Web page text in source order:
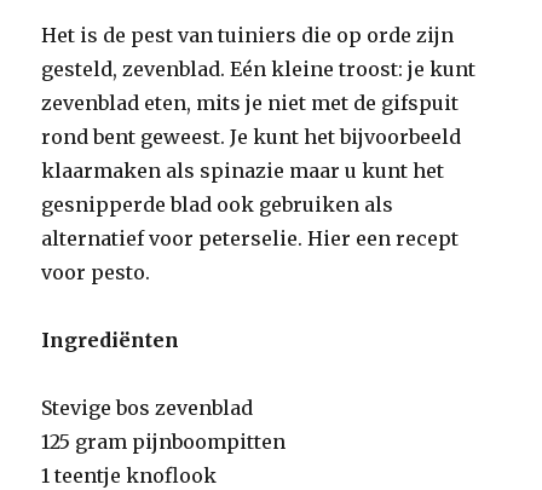
Het is de pest van tuiniers die op orde zijn
gesteld, zevenblad. Eén kleine troost: je kunt
zevenblad eten, mits je niet met de gifspuit
rond bent geweest. Je kunt het bijvoorbeeld
klaarmaken als spinazie maar u kunt het
gesnipperde blad ook gebruiken als
alternatief voor peterselie. Hier een recept
voor pesto.
Ingrediënten
Stevige bos zevenblad
125 gram pijnboompitten
1 teentje knoflook